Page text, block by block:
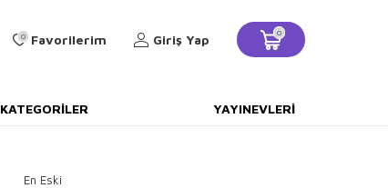
0 Favorilerim Giriş Yap 0
KATEGORILER YAYINEVLERI
En Eski